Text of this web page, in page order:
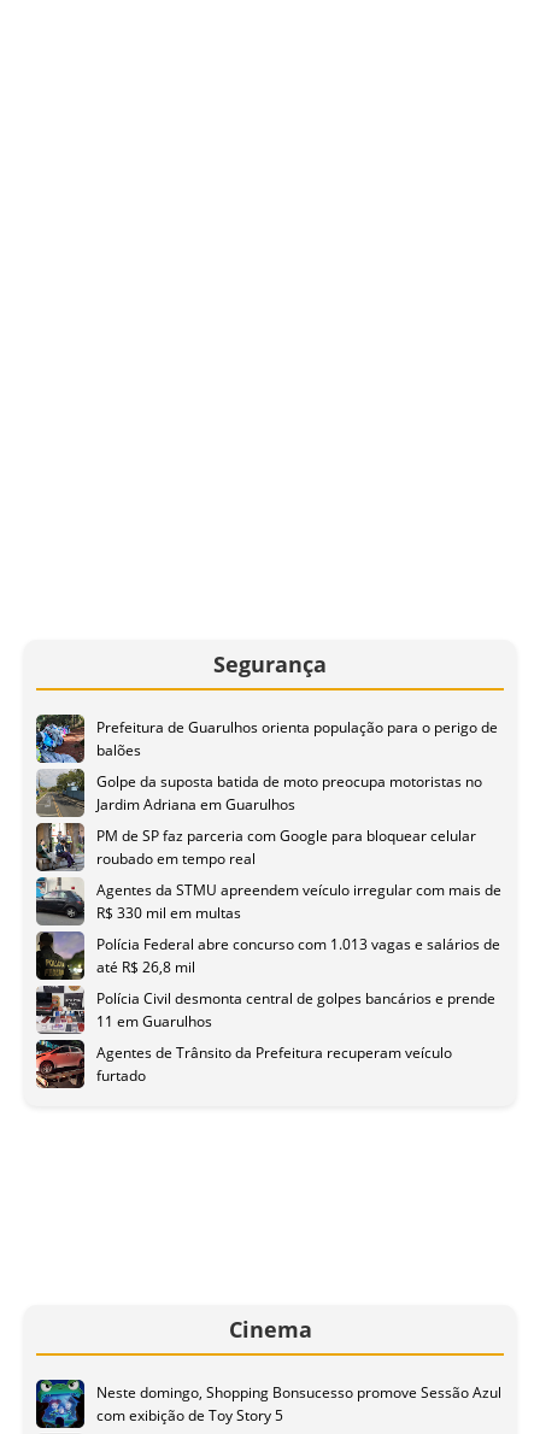
Segurança
Prefeitura de Guarulhos orienta população para o perigo de
balões
Golpe da suposta batida de moto preocupa motoristas no
Jardim Adriana em Guarulhos
PM de SP faz parceria com Google para bloquear celular
roubado em tempo real
Agentes da STMU apreendem veículo irregular com mais de
R$ 330 mil em multas
Polícia Federal abre concurso com 1.013 vagas e salários de
até R$ 26,8 mil
Polícia Civil desmonta central de golpes bancários e prende
11 em Guarulhos
Agentes de Trânsito da Prefeitura recuperam veículo
furtado
Cinema
Neste domingo, Shopping Bonsucesso promove Sessão Azul
com exibição de Toy Story 5